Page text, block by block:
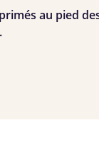
au pied